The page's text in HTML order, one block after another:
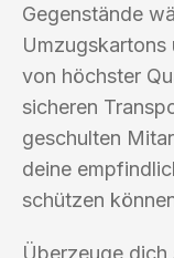
Gegenstände
Umzugskartons
von höchster
sicheren
geschulten
deine
schützen
Überzeuge dich